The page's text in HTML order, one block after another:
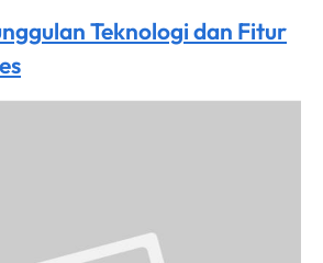
Teknologi dan Fitur